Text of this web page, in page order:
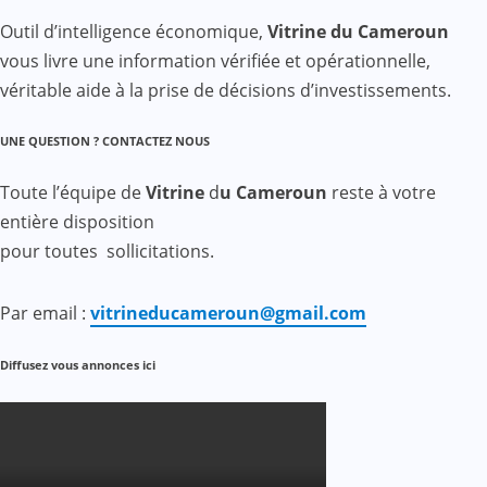
Outil d’intelligence économique, Vitrine du Cameroun
vous livre une information vérifiée et opérationnelle,
véritable aide à la prise de décisions d’investissements.
UNE QUESTION ? CONTACTEZ NOUS
Toute l’équipe deVitrine du Cameroun reste à votre
entière disposition
pour toutes sollicitations.
Par email : vitrineducameroun@gmail.com
Diffusez vous annonces ici